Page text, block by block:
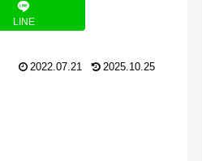
LINE
2022.07.21 2025.10.25